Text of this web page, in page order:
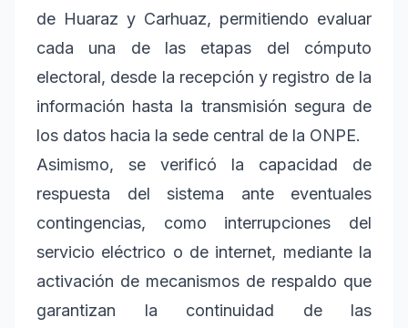
de Huaraz y Carhuaz, permitiendo evaluar
cada una de las etapas del cómputo
electoral, desde la recepción y registro de la
información hasta la transmisión segura de
los datos hacia la sede central de la ONPE.
Asimismo, se verificó la capacidad de
respuesta del sistema ante eventuales
contingencias, como interrupciones del
servicio eléctrico o de internet, mediante la
activación de mecanismos de respaldo que
garantizan la continuidad de las